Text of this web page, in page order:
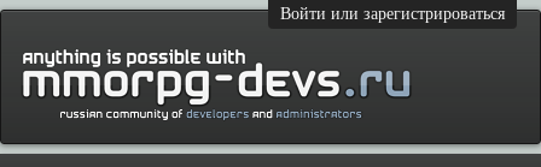
Войти или зарегистрироваться